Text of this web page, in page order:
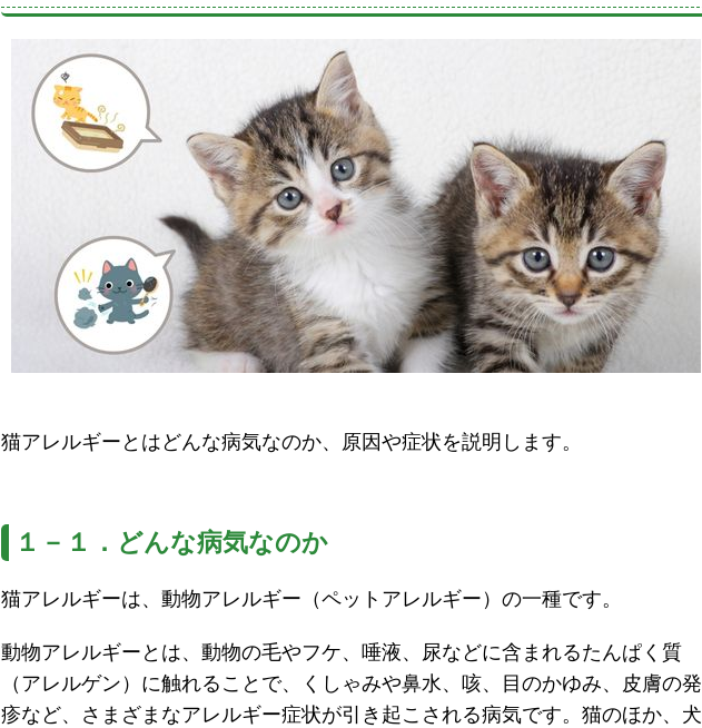
猫アレルギーとはどんな病気なのか、原因や症状を説明します。
１－１．どんな病気なのか
猫アレルギーは、動物アレルギー（ペットアレルギー）の一種です。
動物アレルギーとは、動物の毛やフケ、唾液、尿などに含まれるたんぱく質
（アレルゲン）に触れることで、くしゃみや鼻水、咳、目のかゆみ、皮膚の発
疹など、さまざまなアレルギー症状が引き起こされる病気です。猫のほか、犬